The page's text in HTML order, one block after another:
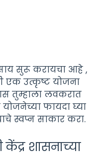
सुरू करायचा आहे ,
एक उत्कृष्ट योजना
तुम्हाला लवकरात
फायदा घ्या
स्वप्न साकार करा.
केंद्र शासनाच्या